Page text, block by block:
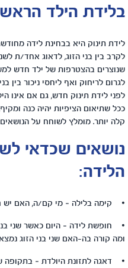
בלידת הילד
לידת תינוק היא בבחינת לידה
לקרב בין בני הזוג, לדאוג אחד/ת
שנוצרים בהצטרפות של ילד חדש
לגרום לריחוק ואף ליחסי ניכור בין
לפני לידת תינוק חדש, גם אם אינו
ככל שתיאום הציפיות יהיה כנה
קלה יותר. מומלץ לשוחח על
נושאים שכדאי
הלידה:
• קימה בלילה – מי קם/ה, האם יש
• חופשת לידה – היום כאשר שני
ומה קורה בה-האם שני בני הזוג
• דאגה לתזונת היולדת – בתקופה